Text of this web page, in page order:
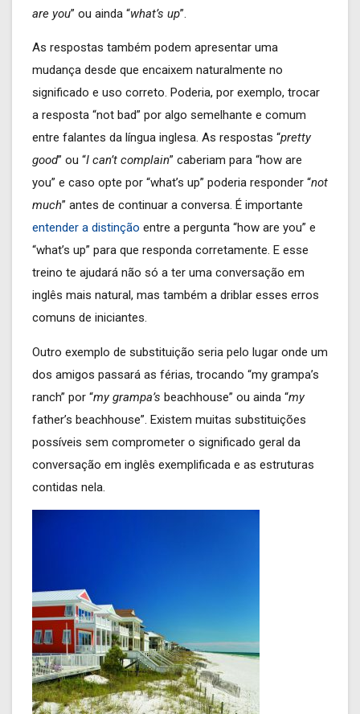
are you” ou ainda “what’s up”.
As respostas também podem apresentar uma
mudança desde que encaixem naturalmente no
significado e uso correto. Poderia, por exemplo, trocar
a resposta “not bad” por algo semelhante e comum
entre falantes da língua inglesa. As respostas “pretty
good” ou “I can’t complain” caberiam para “how are
you” e caso opte por “what’s up” poderia responder “not
much” antes de continuar a conversa. É importante
entender a distinção entre a pergunta “how are you” e
“what’s up” para que responda corretamente. E esse
treino te ajudará não só a ter uma conversação em
inglês mais natural, mas também a driblar esses erros
comuns de iniciantes.
Outro exemplo de substituição seria pelo lugar onde um
dos amigos passará as férias, trocando “my grampa’s
ranch” por “my grampa’s beachhouse” ou ainda “my
father’s beachhouse”. Existem muitas substituições
possíveis sem comprometer o significado geral da
conversação em inglês exemplificada e as estruturas
contidas nela.